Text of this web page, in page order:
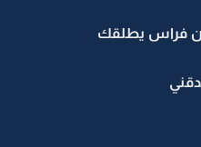
يطلقك